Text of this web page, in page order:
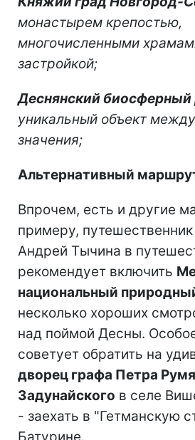
монастырем крепостью,
многочисленными
застройкой;
Деснянский биосферный
уникальный объект
значения;
Альтернативный
Впрочем, есть и другие
примеру,
Андрей Тычина в
рекомендует включить
национальный
несколько хороших
над поймой Десны.
советует обратить на
дворец графа Петра
Задунайского в селе
- заехать в "Гетманскую
Батурине.